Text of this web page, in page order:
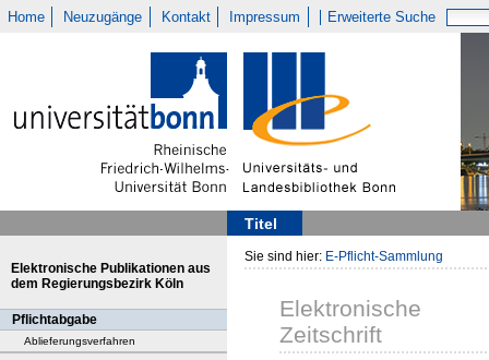
Home Neuzugänge Kontakt Impressum Erweiterte Suche
Titel
Elektronische Publikationen aus
dem Regierungsbezirk Köln
Pflichtabgabe
Ablieferungsverfahren
Sie sind hier: E-Pflicht-Sammlung
Elektronische
Zeitschrift